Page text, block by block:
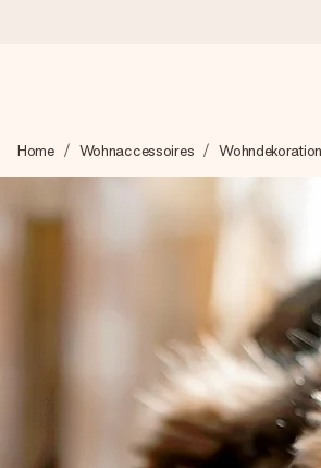
Wir bereiten dein Geschenk sorgfältig
zählt.
4,8 (basierend auf +15.000
Unsere Geschenke begeistern.
+49 39292 929695
Montag - Freitag : 8:30 - 17:00 Uhr
Samstag - Sonntag : 8:30 - 13:00 Uhr
Home Wohnaccessoires Wohndekoration